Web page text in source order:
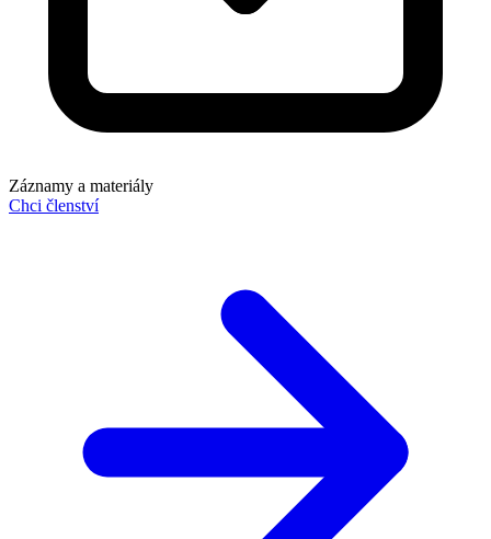
Záznamy a materiály
Chci členství